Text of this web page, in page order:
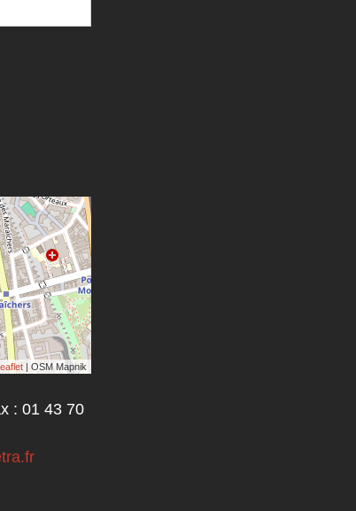
| OSM Mapnik
: 01 43 70